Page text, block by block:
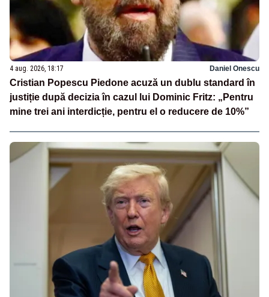
4 aug. 2026, 18:17 Daniel Onescu
Cristian Popescu Piedone acuză un dublu standard în
justiție după decizia în cazul lui Dominic Fritz: „Pentru
mine trei ani interdicție, pentru el o reducere de 10%”